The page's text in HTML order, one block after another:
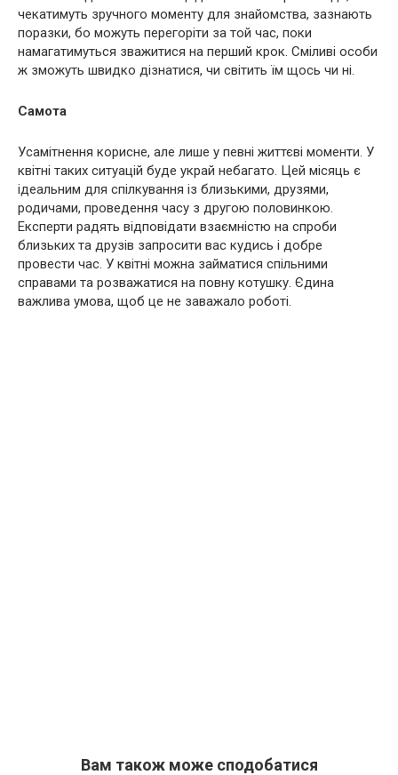
чекатимуть зручного моменту для знайомства, зазнають
поразки, бо можуть перегоріти за той час, поки
намагатимуться зважитися на перший крок. Сміливі особи
ж зможуть швидко дізнатися, чи світить їм щось чи ні.
Самота
Усамітнення корисне, але лише у певні життєві моменти. У
квітні таких ситуацій буде украй небагато. Цей місяць є
ідеальним для спілкування із близькими, друзями,
родичами, проведення часу з другою половинкою.
Експерти радять відповідати взаємністю на спроби
близьких та друзів запросити вас кудись і добре
провести час. У квітні можна займатися спільними
справами та розважатися на повну котушку. Єдина
важлива умова, щоб це не заважало роботі.
Вам також може сподобатися